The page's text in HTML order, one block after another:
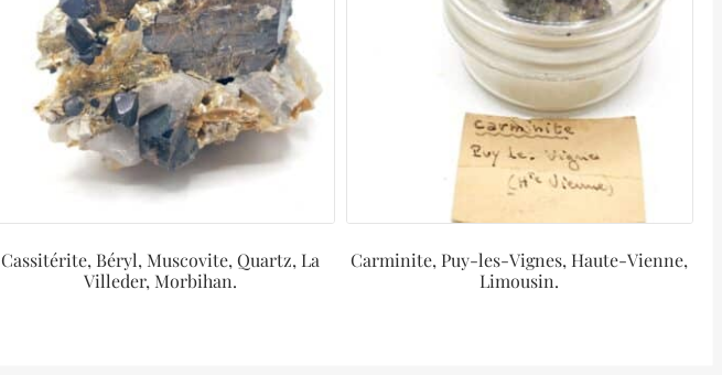
Cassitérite, Béryl, Muscovite, Quartz, La
Villeder, Morbihan.
Carminite, Puy-les-Vignes, Haute-Vienne,
Limousin.